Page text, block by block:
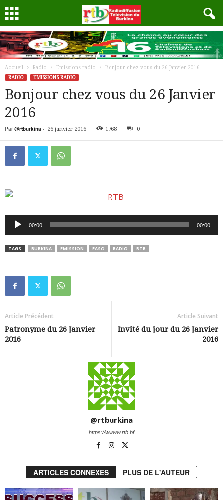
Accueil Radio Emissions radio
Bonjour chez vous du 26 Janvier 2016
RADIO
EMISSIONS RADIO
Bonjour chez vous du 26 Janvier
2016
Par @rtburkina - 26 janvier 2016 1768 0
Lecteur
audio
00:00 00:00
TAGS BURKINA EMISSION FASO RADIO RTB
Article Précédent
Patronyme du 26 Janvier
2016
Article Suivant
Invité du jour du 26 Janvier
2016
@rtburkina
https://wwww.rtb.bf
ARTICLES CONNEXES PLUS DE L'AUTEUR